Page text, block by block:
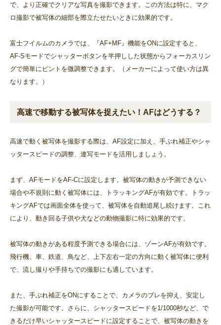
で、より正確でクリアな写真を撮影できます。この方法は特に、マク
ロ撮影で被写体の細部を際立たせたいときに効果的です。
富士フイルムのカメラでは、『AF+MF』機能をONに設定すると、
AF-Sモードでシャッターボタンを半押しした状態からフォーカスリン
グで簡単にピントを微調整できます。（メーカーによって使い方は異
なります。）
高速で移動する被写体を捉えたい！AFはどうする？
高速で動く被写体を撮影する際は、AF設定に加え、手ぶれ補正やシャ
ッタースピードの調整、連写モードを活用しましょう。
まず、AFモードをAF-Cに設定します。被写体の動きが予測できない
場合や不規則に動く被写体には、トラッキングAFが有効です。トラッ
キングAFでは画面全体を使って、被写体を自動追尾し続けます。これ
により、動き回る子供や犬などの動物撮影に特に効果的です。
被写体の動きがある程度予測できる場合には、ゾーンAFが有効です。
飛行機、車、鉄道、鳥など、上下左右一定の方向に動く被写体に便利
で、流し撮りや手持ちでの撮影にも適しています。
また、手ぶれ補正をONにすることで、カメラのブレを抑え、安定し
た撮影が可能です。さらに、シャッタースピードを1/1000秒など、で
きるだけ早いシャッタースピードに設定することで、被写体の動きを